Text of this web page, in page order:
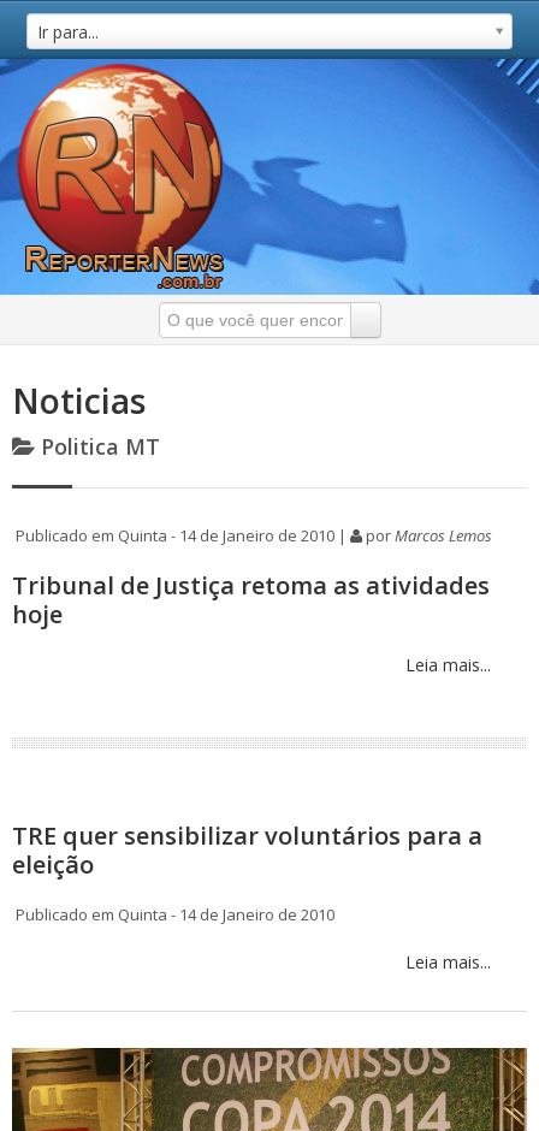
Ir para...
Noticias
Politica MT
Publicado em Quinta - 14 de Janeiro de 2010 | porMarcos Lemos
Tribunal de Justiça retoma as atividades
hoje
Leia mais...
TRE quer sensibilizar voluntários para a
eleição
Publicado em Quinta - 14 de Janeiro de 2010
Leia mais...